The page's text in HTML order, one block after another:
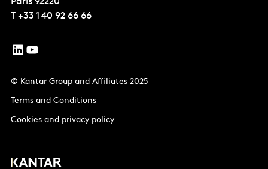
T +33 1 40 92 66 66
© Kantar Group and Affiliates 2025
Terms and Conditions
Cookies and privacy policy